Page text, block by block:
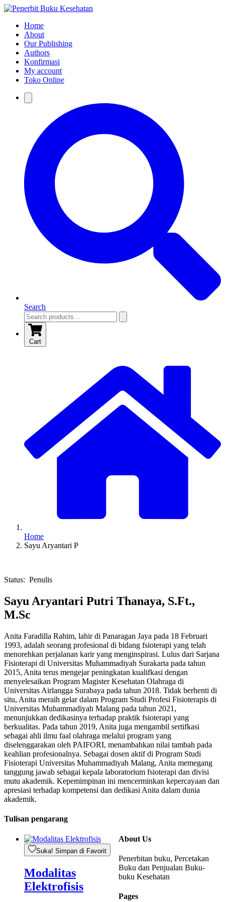
Home
About
Our Publishing
Authors
Konfirmasi
My account
Toko Online
Search
Cart
Home
Sayu Aryantari P​
Status: Penulis
Sayu Aryantari Putri Thanaya, S.Ft.,
M.Sc
Anita Faradilla Rahim, lahir di Panaragan Jaya pada 18 Februari
1993, adalah seorang profesional di bidang fsioterapi yang telah
menorehkan perjalanan karir yang menginspirasi. Lulus dari Sarjana
Fisioterapi di Universitas Muhammadiyah Surakarta pada tahun
2015, Anita terus mengejar peningkatan kualifkasi dengan
menyelesaikan Program Magister Kesehatan Olahraga di
Universitas Airlangga Surabaya pada tahun 2018. Tidak berhenti di
situ, Anita meraih gelar dalam Program Studi Profesi Fisioterapis di
Universitas Muhammadiyah Malang pada tahun 2021,
menunjukkan dedikasinya terhadap praktik fsioterapi yang
berkualitas. Pada tahun 2019, Anita juga mengambil sertifkasi
sebagai ahli ilmu faal olahraga melalui program yang
diselenggarakan oleh PAIFORI, menambahkan nilai tambah pada
keahlian profesionalnya. Sebagai dosen aktif di Program Studi
Fisioterapi Universitas Muhammadiyah Malang, Anita memegang
tanggung jawab sebagai kepala laboratorium fsioterapi dan divisi
mutu akademik. Kepemimpinan ini mencerminkan kepercayaan dan
apresiasi terhadap kompetensi dan dedikasi Anita dalam dunia
akademik.
Tulisan pengarang
Suka! Simpan di Favorit
Modalitas
Elektrofisis
About Us
Penerbitan buku, Percetakan
Buku dan Penjualan Buku-
buku Kesehatan
Pages